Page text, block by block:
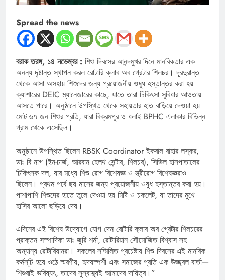
Spread the news
বরাক তরঙ্গ, ১৪ নভেম্বর : শিশু দিবসের আনন্দমুখর দিনে মানবিকতার এক
অনন্য দৃষ্টান্ত স্থাপন করল রোটারি ক্লাব অব গ্রেটার শিলচর। দূরদুরান্ত
থেকে আসা অসহায় শিশুদের জন্য প্রয়োজনীয় ওষুধ হস্তান্তর করা হয়
ক্যাশারের DEIC ম্যানেজারের কাছে, যাতে তারা চিকিৎসা সুবিধার আওতায়
আসতে পারে। অনুষ্ঠানে উপস্থিত থেকে সহায়তার হাত বাড়িয়ে দেওয়া হয়
মোট ৬৭ জন শিশুর প্রতি, যারা বিক্রমপুর ও ধলাই BPHC এলাকার বিভিন্ন
গ্রাম থেকে এসেছিল।
অনুষ্ঠানে উপস্থিত ছিলেন RBSK Coordinator ইকবাল বাহার লস্কর,
ডাঃ বি নাগ (ইন-চার্জ, আরবান হেলথ সেন্টার, শিলচর), সিভিল হাসপাতালের
চিকিৎসক দল, যার মধ্যে শিশু রোগ বিশেষজ্ঞ ও স্ত্রীরোগ বিশেষজ্ঞরাও
ছিলেন। প্রথম পর্বে ছয় মাসের জন্য প্রয়োজনীয় ওষুধ হস্তান্তর করা হয়।
পাশাপাশি শিশুদের হাতে তুলে দেওয়া হয় মিষ্টি ও চকলেট, যা তাদের মুখে
হাসির আলো ছড়িয়ে দেয়।
এদিনের এই বিশেষ উদ্যোগে যোগ দেন রোটারি ক্লাব অব গ্রেটার শিলচরের
প্রাক্তন সস্পাদিকা ডাঃ জুরি শর্মা, রোটারিয়ান সৌমোজিত বিশ্বাস সহ
অন্যান্য রোটারিয়ানরা। সকলের সম্মিলিত প্রচেষ্টায় শিশু দিবসের এই মানবিক
কর্মসূচি হয়ে ওঠে স্মরণীয়, হৃদয়স্পর্শী এবং সমাজের প্রতি এক উজ্জ্বল বার্তা—
শিশুরাই ভবিষ্যৎ, তাদের সুস্বাস্থ্যই আমাদের দায়িত্ব।”